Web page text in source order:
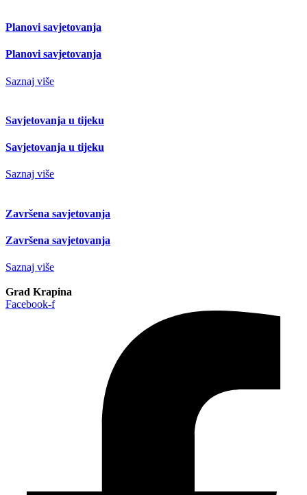
Planovi savjetovanja
Planovi savjetovanja
Saznaj više
Savjetovanja u tijeku
Savjetovanja u tijeku
Saznaj više
Završena savjetovanja
Završena savjetovanja
Saznaj više
Grad Krapina
Facebook-f